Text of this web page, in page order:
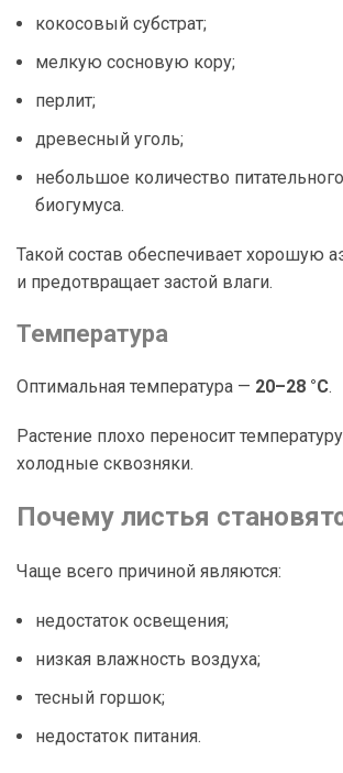
кокосовый субстрат;
мелкую сосновую кору;
перлит;
древесный уголь;
небольшое количество
биогумуса.
Такой состав обеспечивает хорошую
и предотвращает застой влаги.
Температура
Оптимальная температура — 20–28 °C.
Растение плохо переносит
холодные сквозняки.
Почему листья
Чаще всего причиной являются:
недостаток освещения;
низкая влажность воздуха;
тесный горшок;
недостаток питания.